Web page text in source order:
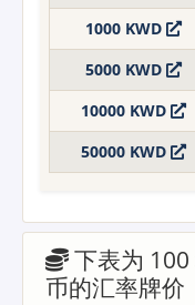
1000 KWD
5000 KWD
10000 KWD
50000 KWD
下表为
币的汇率牌价